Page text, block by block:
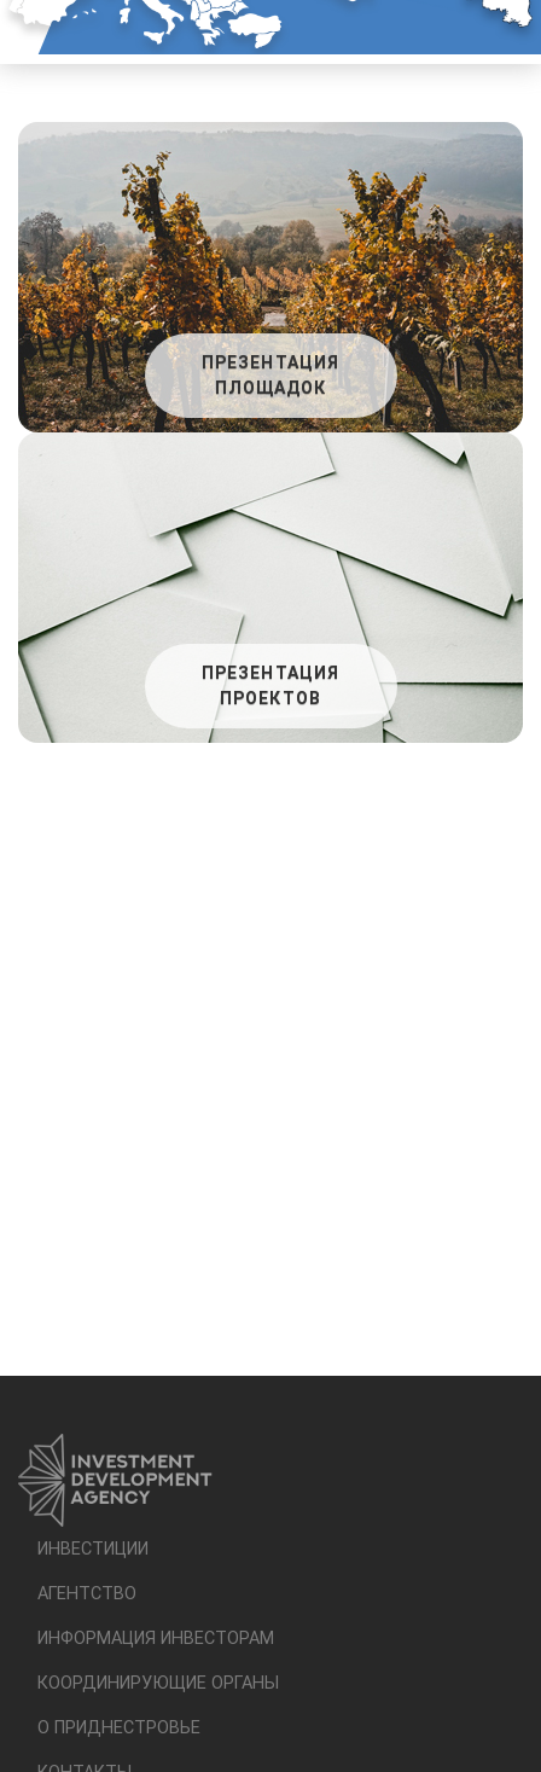
ПРЕЗЕНТАЦИЯ
ПЛОЩАДОК
ПРЕЗЕНТАЦИЯ
ПРОЕКТОВ
ИНВЕСТИЦИИ
АГЕНТСТВО
ИНФОРМАЦИЯ ИНВЕСТОРАМ
КООРДИНИРУЮЩИЕ ОРГАНЫ
О ПРИДНЕСТРОВЬЕ